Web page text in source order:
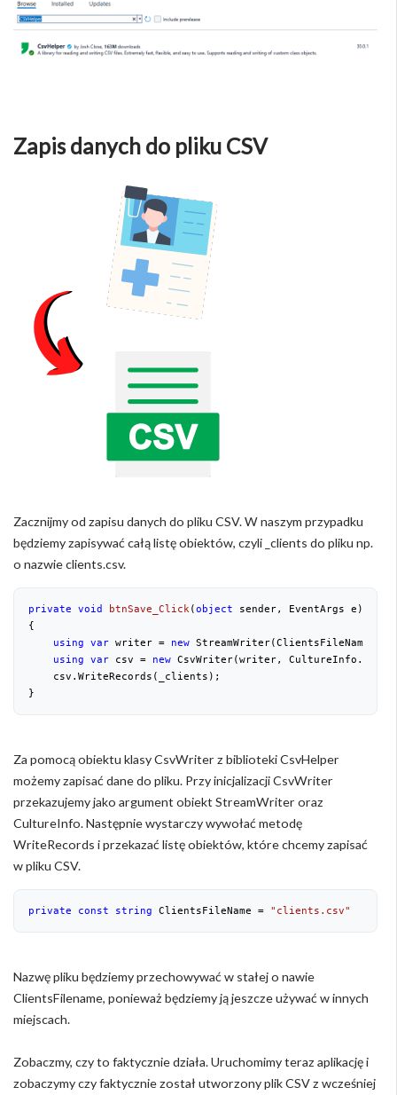
Zapis danych do pliku CSV
Zacznijmy od zapisu danych do pliku CSV. W naszym przypadku
będziemy zapisywać całą listę obiektów, czyli _clients do pliku np.
o nazwie clients.csv.
private void btnSave_Click(object sender, EventArgs e
{
using var writer = new StreamWriter(ClientsFileName);
using var csv = new CsvWriter(writer,
    csv.WriteRecords(_clients);
}
Za pomocą obiektu klasy CsvWriter z biblioteki CsvHelper
możemy zapisać dane do pliku. Przy inicjalizacji CsvWriter
przekazujemy jako argument obiekt StreamWriter oraz
CultureInfo. Następnie wystarczy wywołać metodę
WriteRecords i przekazać listę obiektów, które chcemy zapisać
w pliku CSV.
private const string ClientsFileName = "clients.csv"
Nazwę pliku będziemy przechowywać w stałej o nawie
ClientsFilename, ponieważ będziemy ją jeszcze używać w innych
miejscach.
Zobaczmy, czy to faktycznie działa. Uruchomimy teraz aplikację i
zobaczymy czy faktycznie został utworzony plik CSV z wcześniej